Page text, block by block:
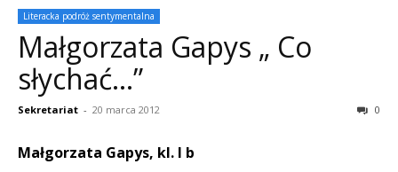
Literacka podróż sentymentalna
Małgorzata Gapys „ Co
słychać…”
Sekretariat - 20 marca 2012 0
Małgorzata Gapys, kl. I b